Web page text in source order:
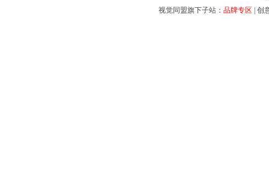
视觉同盟旗下子站： 品牌专区 创